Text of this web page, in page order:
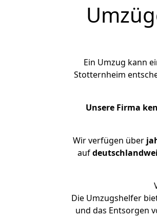
Ein Umzug kann
Stotternheim
Unsere Firma
Wir verfügen über
auf
Die Umzugshelfer
und das Entsorgen